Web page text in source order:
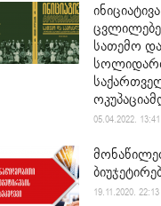
ინიციატივა
სათემო
05.04.2022. 13:41
19.11.2020. 22:13